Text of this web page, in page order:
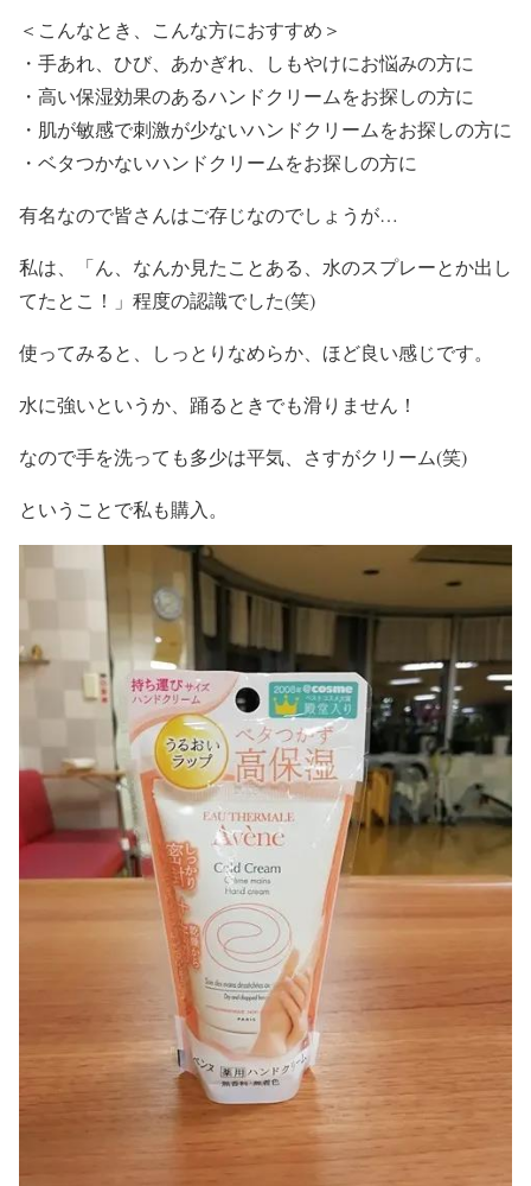
＜こんなとき、こんな方におすすめ＞
・手あれ、ひび、あかぎれ、しもやけにお悩みの方に
・高い保湿効果のあるハンドクリームをお探しの方に
・肌が敏感で刺激が少ないハンドクリームをお探しの方に
・ベタつかないハンドクリームをお探しの方に
有名なので皆さんはご存じなのでしょうが…
私は、「ん、なんか見たことある、水のスプレーとか出し
てたとこ！」程度の認識でした(笑)
使ってみると、しっとりなめらか、ほど良い感じです。
水に強いというか、踊るときでも滑りません！
なので手を洗っても多少は平気、さすがクリーム(笑)
ということで私も購入。